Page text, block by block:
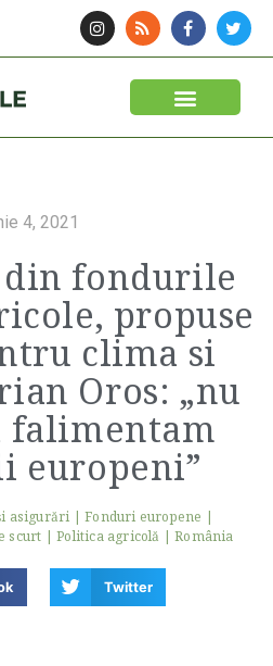
4, 2021
din fondurile
propuse
clima si
Oros: „nu
falimentam
europeni”
asigurări |Fonduri europene |
scurt |Politica agricolă |România
Twitter